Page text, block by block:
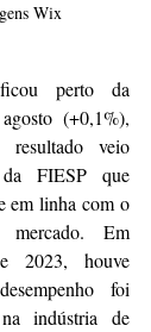
Wix
perto da
(+0,1%),
resultado veio
FIESP que
em linha com o
Em
2023, houve
foi
indústria de